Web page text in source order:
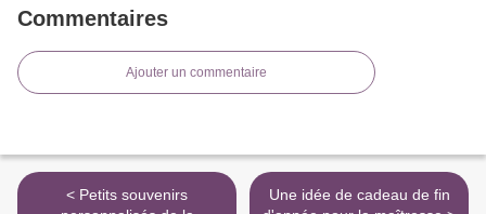
Commentaires
Ajouter un commentaire
< Petits souvenirs
Une idée de cadeau de fin